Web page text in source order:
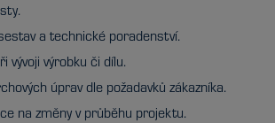
a technické poradenství.
vývoji výrobku či dílu.
úprav dle požadavků zákazníka.
na změny v průběhu projektu.